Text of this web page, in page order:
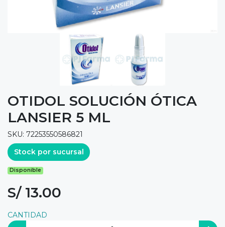
OTIDOL SOLUCIÓN ÓTICA
LANSIER 5 ML
SKU: 72253550586821
Stock por sucursal
Disponible
S/ 13.00
CANTIDAD